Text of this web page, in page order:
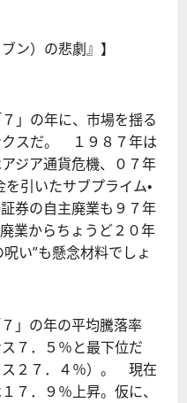
ン）の悲劇』】
」の年に、市場を揺る
クスだ。 １９８７年は
ジア通貨危機、０７年
引いたサブプライム・
券の自主廃業も９７年
業からちょうど２０年
い”も懸念材料でしょ
」の年の平均騰落率
７．５％と最下位だ
ス２７．４％）。 現在
７．９％上昇。仮に、